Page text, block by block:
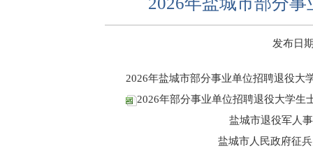
发布日
2026年盐城市部分事业单位招聘退役大
2026年部分事业单位招聘退役大学生
盐城市退役军人事
盐城市人民政府征兵办